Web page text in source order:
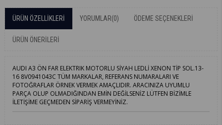
ÜRÜN ÖZELLIKLERI YORUMLAR(0) ÖDEME SEÇENEKLERI
ÜRÜN ÖNERILERI
AUDI A3 ÖN FAR ELEKTRIK MOTORLU SİYAH LEDLİ XENON TİP SOL.13-
16 8V0941043C TÜM MARKALAR, REFERANS NUMARALARI VE
FOTOĞRAFLAR ÖRNEK VERMEK AMAÇLIDIR. ARACINIZA UYUMLU
PARÇA OLUP OLMADIĞINDAN EMİN DEĞİLSENİZ LÜTFEN BİZİMLE
İLETİŞİME GEÇMEDEN SİPARİŞ VERMEYİNİZ.